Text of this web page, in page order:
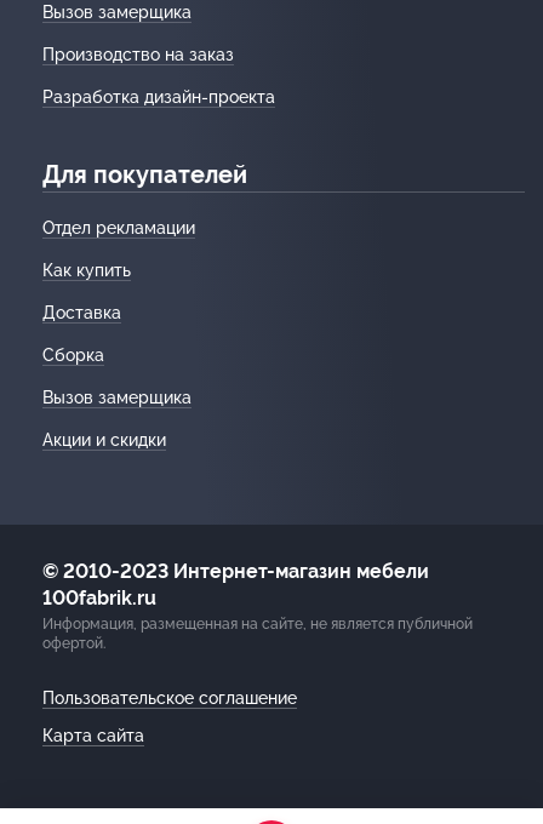
Вызов замерщика
Производство на заказ
Разработка дизайн-проекта
Для покупателей
Отдел рекламации
Как купить
Доставка
Сборка
Вызов замерщика
Акции и скидки
© 2010-2023 Интернет-магазин мебели
100fabrik.ru
Информация, размещенная на сайте, не является публичной
офертой.
Пользовательское соглашение
Карта сайта